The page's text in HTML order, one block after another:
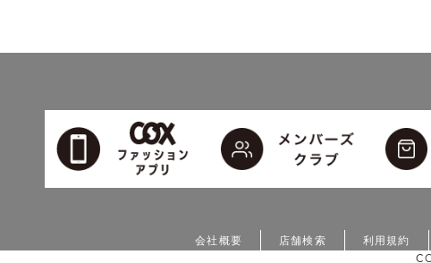
会社概要 店舗検索 利用規約